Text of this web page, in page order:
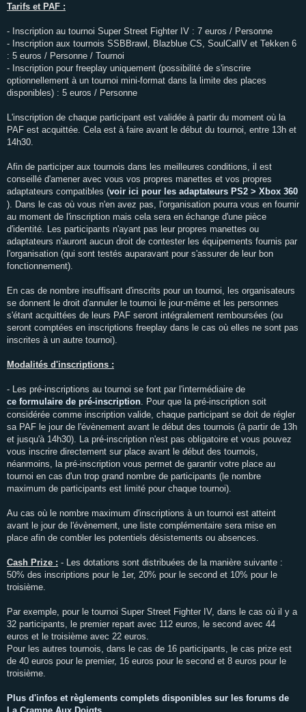
Tarifs et PAF :
- Inscription au tournoi Super Street Fighter IV : 7 euros / Personne
- Inscription aux tournois SSBBrawl, Blazblue CS, SoulCalIV et Tekken 6
: 5 euros / Personne / Tournoi
- Inscription pour freeplay uniquement (possibilité de s'inscrire
optionnellement à un tournoi mini-format dans la limite des places
disponibles) : 5 euros / Personne
L'inscription de chaque participant est validée à partir du moment où la
PAF est acquittée. Cela est à faire avant le début du tournoi, entre 13h et
14h30.
Afin de participer aux tournois dans les meilleures conditions, il est
conseillé d'amener avec vous vos propres manettes et vos propres
adaptateurs compatibles (voir ici pour les adaptateurs PS2 > Xbox 360
). Dans le cas où vous n'en avez pas, l'organisation pourra vous en fournir
au moment de l'inscription mais cela sera en échange d'une pièce
d'identité. Les participants n'ayant pas leur propres manettes ou
adaptateurs n'auront aucun droit de contester les équipements fournis par
l'organisation (qui sont testés auparavant pour s'assurer de leur bon
fonctionnement).
En cas de nombre insuffisant d'inscrits pour un tournoi, les organisateurs
se donnent le droit d'annuler le tournoi le jour-même et les personnes
s'étant acquittées de leurs PAF seront intégralement remboursées (ou
seront comptées en inscriptions freeplay dans le cas où elles ne sont pas
inscrites à un autre tournoi).
Modalités d'inscriptions :
- Les pré-inscriptions au tournoi se font par l'intermédiaire de
ce formulaire de pré-inscription . Pour que la pré-inscription soit
considérée comme inscription valide, chaque participant se doit de régler
sa PAF le jour de l'évènement avant le début des tournois (à partir de 13h
et jusqu'à 14h30). La pré-inscription n'est pas obligatoire et vous pouvez
vous inscrire directement sur place avant le début des tournois,
néanmoins, la pré-inscription vous permet de garantir votre place au
tournoi en cas d'un trop grand nombre de participants (le nombre
maximum de participants est limité pour chaque tournoi).
Au cas où le nombre maximum d'inscriptions à un tournoi est atteint
avant le jour de l'évènement, une liste complémentaire sera mise en
place afin de combler les potentiels désistements ou absences.
Cash Prize : - Les dotations sont distribuées de la manière suivante :
50% des inscriptions pour le 1er, 20% pour le second et 10% pour le
troisième.
Par exemple, pour le tournoi Super Street Fighter IV, dans le cas où il y a
32 participants, le premier repart avec 112 euros, le second avec 44
euros et le troisième avec 22 euros.
Pour les autres tournois, dans le cas de 16 participants, le cas prize est
de 40 euros pour le premier, 16 euros pour le second et 8 euros pour le
troisième.
Plus d'infos et règlements complets disponibles sur les forums de